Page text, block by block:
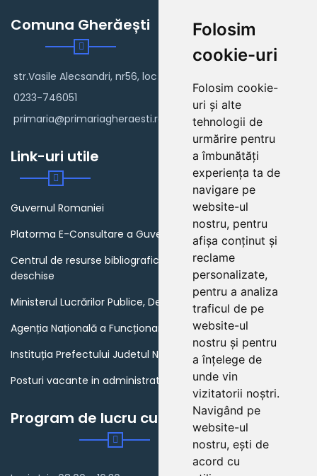
Folosim
cookie-uri
Folosim cookie-
uri și alte
tehnologii de
urmărire pentru
a îmbunătăți
experiența ta de
navigare pe
website-ul
nostru, pentru
afișa conținut și
reclame
personalizate,
pentru a analiza
traficul de pe
website-ul
nostru și pentru
a înțelege de
unde vin
vizitatorii noștri.
Navigând pe
website-ul
nostru, ești de
acord cu
Comuna Gherăești
str.Vasile Alecsandri, nr56, loc Gherăești
0233-746051
primaria@primariagheraesti.ro
Link-uri utile
Guvernul Romaniei
Platorma E-Consultare a Guvernului Romaniei
Centrul de resurse bibliografice in domeniul guvernarii
deschise
Ministerul Lucrărilor Publice, Dezvoltării și Administrației
Agenția Națională a Funcționarilor Publici
Instituția Prefectului Judetul Neamt
Posturi vacante in administratia publica din Romania
Program de lucru cu publicul